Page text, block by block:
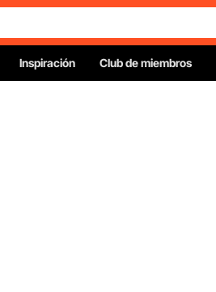
Inspiración Club de miembros